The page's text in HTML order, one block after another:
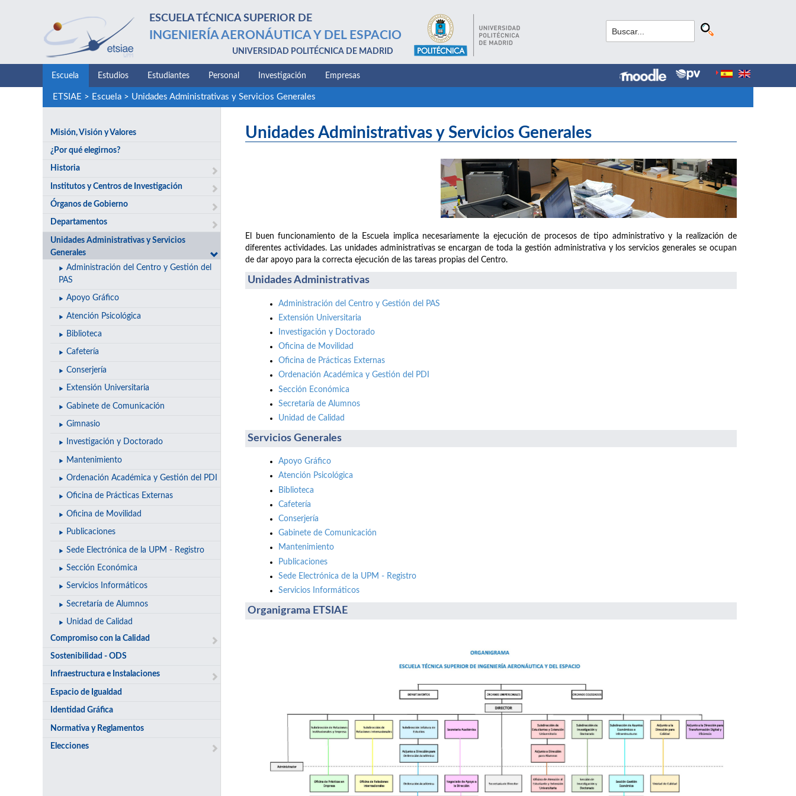
ESCUELA TÉCNICA SUPERIOR DE
INGENIERÍA AERONÁUTICA Y DEL ESPACIO
UNIVERSIDAD POLITÉCNICA DE MADRID
Escuela Estudios Estudiantes Personal Investigación Empresas
ETSIAE > Escuela> Unidades Administrativas y Servicios Generales
Misión, Visión y Valores
¿Por qué elegirnos?
Historia
Institutos y Centros de Investigación
Órganos de Gobierno
Departamentos
Unidades Administrativas y Servicios
Generales
Administración del Centro y Gestión del
PAS
Apoyo Gráfico
Atención Psicológica
Biblioteca
Cafetería
Conserjería
Extensión Universitaria
Gabinete de Comunicación
Gimnasio
Investigación y Doctorado
Mantenimiento
Ordenación Académica y Gestión del PDI
Oficina de Prácticas Externas
Oficina de Movilidad
Publicaciones
Sede Electrónica de la UPM - Registro
Sección Económica
Servicios Informáticos
Secretaría de Alumnos
Unidad de Calidad
Compromiso con la Calidad
Sostenibilidad - ODS
Infraestructura e Instalaciones
Espacio de Igualdad
Identidad Gráfica
Normativa y Reglamentos
Elecciones
Unidades Administrativas y Servicios Generales
El buen funcionamiento de la Escuela implica necesariamente la ejecución de procesos de tipo administrativo y la realización de
diferentes actividades. Las unidades administrativas se encargan de toda la gestión administrativa y los servicios generales se ocupan
de dar apoyo para la correcta ejecución de las tareas propias del Centro.
Unidades Administrativas
Administración del Centro y Gestión del PAS
Extensión Universitaria
Investigación y Doctorado
Oficina de Movilidad
Oficina de Prácticas Externas
Ordenación Académica y Gestión del PDI
Sección Económica
Secretaría de Alumnos
Unidad de Calidad
Servicios Generales
Apoyo Gráfico
Atención Psicológica
Biblioteca
Cafetería
Conserjería
Gabinete de Comunicación
Mantenimiento
Publicaciones
Sede Electrónica de la UPM - Registro
Servicios Informáticos
Organigrama ETSIAE